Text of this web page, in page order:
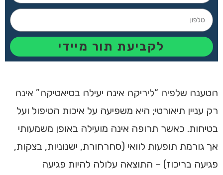
לקביעת תור מיידי
הטענה שלפיה “ליריקה אינה יעילה בסיאטיקה” אינה
רק עניין תיאורטי; היא משפיעה על איכות הטיפול ועל
בטיחות. כאשר תרופה אינה מועילה באופן משמעותי
אך גורמת תופעות לוואי (סחרחורת, ישנוניות, בצקות,
פגיעה בריכוז) – התוצאה עלולה להיות פגיעה